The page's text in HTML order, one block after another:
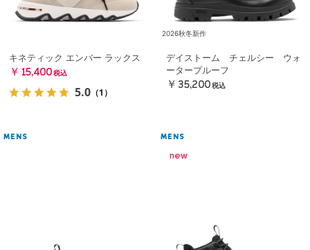
キネティック エンバー ラックス
￥15,400 税込
5.0 （1）
2026秋冬新作
デイストーム チェルシー ウォ
ータープルーフ
￥35,200 税込
MENS MENS